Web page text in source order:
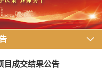
目成交结果公告